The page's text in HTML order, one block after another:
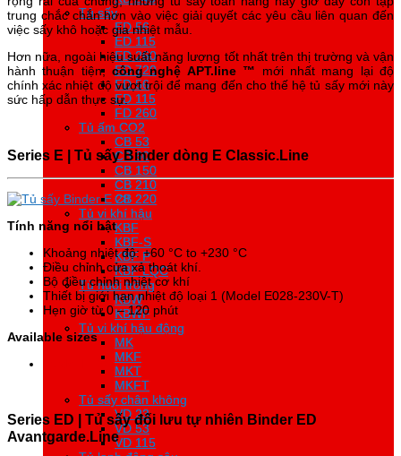
Tủ sấy
ED 56
ED 115
ED 260
ED 720
FD 56
FD 115
FD 260
Tủ ấm CO2
CB 53
CB 60
CB 150
CB 210
CB 220
Tủ vi khí hậu
KBF
KBF-S
KBF P
KBF LQC
Tủ nuôi trồng
KBW
KBWF
Tủ vi khí hậu động
MK
MKF
MKT
MKFT
Tủ sấy chân không
VD 23
VD 53
VD 115
Tủ sấy
ED 56
ED 115
ED 260
ED 720
FD 56
FD 115
FD 260
Tủ ấm CO2
CB 53
CB 60
CB 150
CB 210
CB 220
Tủ vi khí hậu
KBF
KBF-S
KBF P
KBF LQC
Tủ nuôi trồng
KBW
KBWF
Tủ vi khí hậu động
MK
MKF
MKT
MKFT
Tủ sấy chân không
VD 23
VD 53
VD 115
trung chắc chắn hơn vào việc giải quyết các yêu cầu liên quan đến
việc sấy khô hoặc gia nhiệt mẫu.
Hơn nữa, ngoài hiệu suất năng lượng tốt nhất trên thị trường và vận
hành thuận tiện,công nghệ APT.line ™ mới nhất mang lại độ
chính xác nhiệt độ vượt trội để mang đến cho thế hệ tủ sấy mới này
sức hấp dẫn thực sự.
Series E | Tủ sấy Binder dòng E Classic.Line
Tính năng nổi bật
Khoảng nhiệt độ: +60 °C to +230 °C
Điều chỉnh cửa xả thoát khí.
Bộ điều chỉnh nhiệt cơ khí
Thiết bị giới hạn nhiệt độ loại 1 (Model E028-230V-T)
Hẹn giờ từ 0 – 120 phút
Available sizes
Model E 28
Series ED | Tủ sấy đối lưu tự nhiên Binder ED
Avantgarde.Line